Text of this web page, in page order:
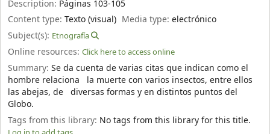
Description: Páginas 103-105
Content type: Texto (visual) Media type:electrónico
Subject(s): Etnografía
Online resources: Click here to access online
Summary: Se da cuenta de varias citas que indican como el
hombre relaciona la muerte con varios insectos, entre ellos
las abejas, de diversas formas y en distintos puntos del
Globo.
Tags from this library: No tags from this library for this title.